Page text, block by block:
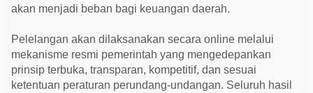
n
akan menjadi beban bagi keuangan daerah.
Pelelangan akan dilaksanakan secara online melalui
mekanisme resmi pemerintah yang mengedepankan
prinsip terbuka, transparan, kompetitif, dan sesuai
ketentuan peraturan perundang-undangan. Seluruh hasil